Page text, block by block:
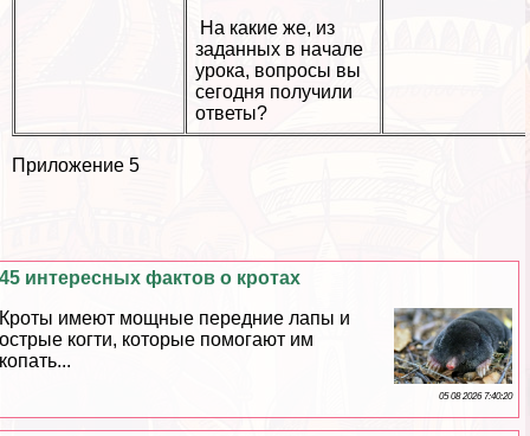
На какие же, из
заданных в начале
урока, вопросы вы
сегодня получили
ответы?
Приложение 5
45 интересных фактов о кротах
Кроты имеют мощные передние лапы и
острые когти, которые помогают им
копать...
05 08 2026 7:40:20